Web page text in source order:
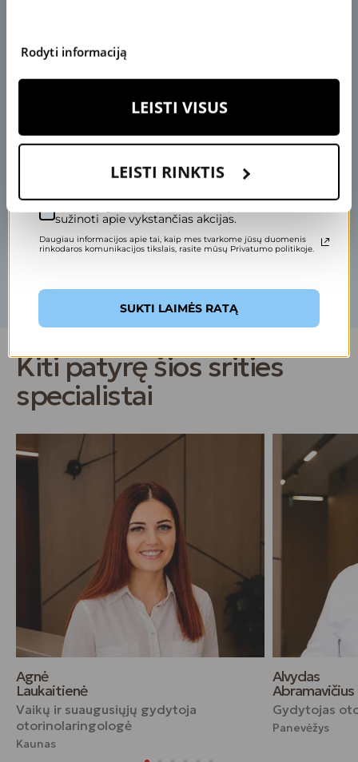
Rodyti informaciją
LEISTI VISUS
LEISTI RINKTIS
Nelaukite eilėse
specialisto konsultacijos
Užsiregistruokite ir ženkite žingsnį kokybiškesnio
Kontaktai
Kiti patyrę šios srities
specialistai
Agnė
Laukaitienė
Vaikų ir suaugusiųjų gydytoja
otorinolaringologė
Kaunas
Alvydas
Abramavičius
Gydytojas
Panevėžys
Įveskite savo el. pašto adresą, kad pasuktumėte ratą.
sužinoti apie vykstančias akcijas.
Daugiau informacijos apie tai, kaip mes tvarkome jūsų duomenis
rinkodaros komunikacijos tikslais, rasite mūsų Privatumo politikoje.
SUKTI LAIMĖS RATĄ